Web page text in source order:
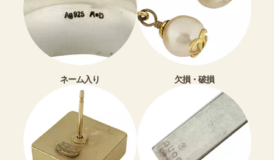
ネーム入り 欠損・破損